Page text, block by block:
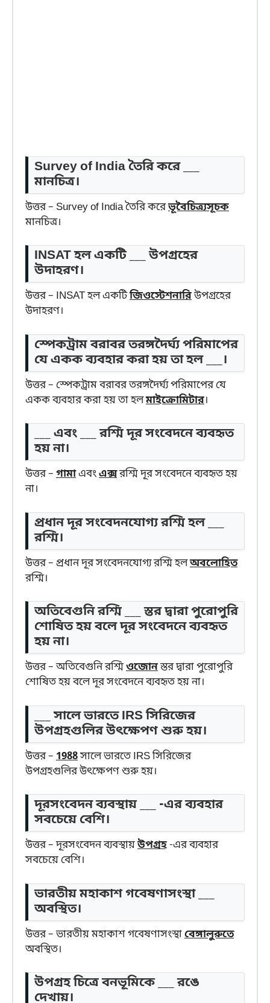
Survey of India তৈরি করে ___
মানচিত্র।
উত্তর – Survey of India তৈরি করেভূবৈচিত্র্যসূচক
মানচিত্র।
INSAT হল একটি ___ উপগ্রহের
উদাহরণ।
উত্তর – INSAT হল একটিজিওস্টেশনারিউপগ্রহের
উদাহরণ।
স্পেকট্রাম বরাবর তরঙ্গদৈর্ঘ্য পরিমাপের
যে একক ব্যবহার করা হয় তা হল ___।
উত্তর – স্পেকট্রাম বরাবর তরঙ্গদৈর্ঘ্য পরিমাপের যে
একক ব্যবহার করা হয় তা হলমাইক্রোমিটার।
___ এবং ___ রশ্মি দূর সংবেদনে ব্যবহৃত
হয় না।
উত্তর – গামাএবংএক্সরশ্মি দূর সংবেদনে ব্যবহৃত হয়
না।
প্রধান দূর সংবেদনযোগ্য রশ্মি হল ___
রশ্মি।
উত্তর – প্রধান দূর সংবেদনযোগ্য রশ্মি হলঅবলোহিত
রশ্মি।
অতিবেগুনি রশ্মি ___ স্তর দ্বারা পুরোপুরি
শোষিত হয় বলে দূর সংবেদনে ব্যবহৃত
হয় না।
উত্তর – অতিবেগুনি রশ্মিওজোনস্তর দ্বারা পুরোপুরি
শোষিত হয় বলে দূর সংবেদনে ব্যবহৃত হয় না।
___ সালে ভারতে IRS সিরিজের
উপগ্রহগুলির উৎক্ষেপণ শুরু হয়।
উত্তর – 1988সালে ভারতে IRS সিরিজের
উপগ্রহগুলির উৎক্ষেপণ শুরু হয়।
দূরসংবেদন ব্যবস্থায় ___ -এর ব্যবহার
সবচেয়ে বেশি।
উত্তর – দূরসংবেদন ব্যবস্থায়উপগ্রহ-এর ব্যবহার
সবচেয়ে বেশি।
ভারতীয় মহাকাশ গবেষণাসংস্থা ___
অবস্থিত।
উত্তর – ভারতীয় মহাকাশ গবেষণাসংস্থাবেঙ্গালুরুতে
অবস্থিত।
উপগ্রহ চিত্রে বনভূমিকে ___ রঙে
দেখায়।